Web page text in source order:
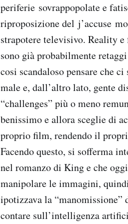
periferie sovrappopolate e
riproposizione del j’accuse
strapotere televisivo. Reality
sono già probabilmente
cosi scandaloso pensare che
male e, dall’altro lato, gente
“challenges” più o meno
benissimo e allora sceglie di
proprio film, rendendo il
Facendo questo, si sofferma
nel romanzo di King e che
manipolare le immagini,
ipotizzava la
contare sull’intelligenza